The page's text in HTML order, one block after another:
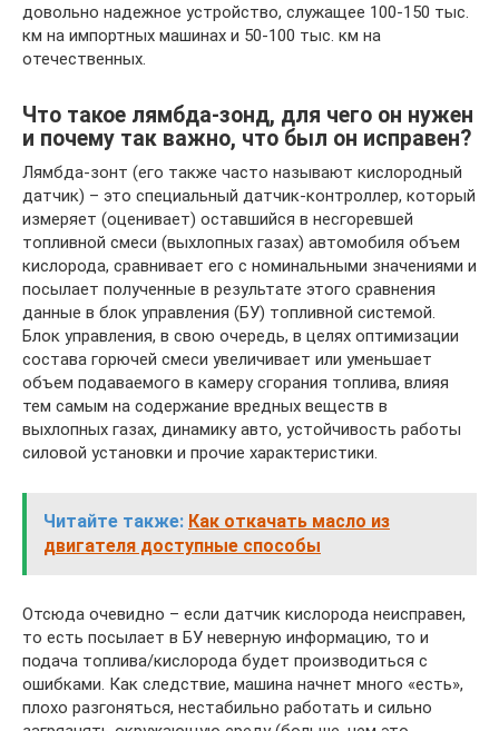
довольно надежное устройство, служащее 100-150 тыс.
км на импортных машинах и 50-100 тыс. км на
отечественных.
Что такое лямбда-зонд, для чего он нужен
и почему так важно, что был он исправен?
Лямбда-зонт (его также часто называют кислородный
датчик) – это специальный датчик-контроллер, который
измеряет (оценивает) оставшийся в несгоревшей
топливной смеси (выхлопных газах) автомобиля объем
кислорода, сравнивает его с номинальными значениями и
посылает полученные в результате этого сравнения
данные в блок управления (БУ) топливной системой.
Блок управления, в свою очередь, в целях оптимизации
состава горючей смеси увеличивает или уменьшает
объем подаваемого в камеру сгорания топлива, влияя
тем самым на содержание вредных веществ в
выхлопных газах, динамику авто, устойчивость работы
силовой установки и прочие характеристики.
Читайте также: Как откачать масло из
двигателя доступные способы
Отсюда очевидно – если датчик кислорода неисправен,
то есть посылает в БУ неверную информацию, то и
подача топлива/кислорода будет производиться с
ошибками. Как следствие, машина начнет много «есть»,
плохо разгоняться, нестабильно работать и сильно